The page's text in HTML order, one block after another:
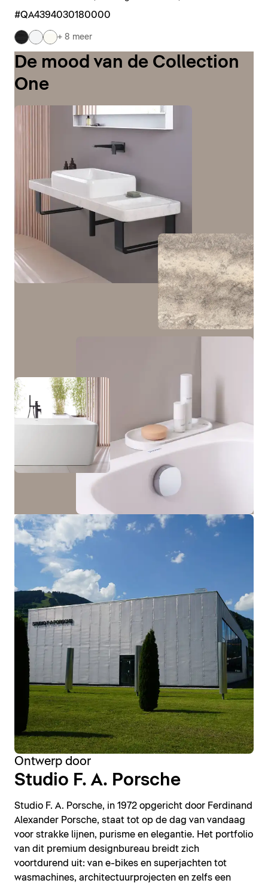
#QA4394030180000
+ 8 meer
De mood van de Collection
One
Ontwerp door
Studio F. A. Porsche
Studio F. A. Porsche, in 1972 opgericht door Ferdinand
Alexander Porsche, staat tot op de dag van vandaag
voor strakke lijnen, purisme en elegantie. Het portfolio
van dit premium designbureau breidt zich
voortdurend uit: van e-bikes en superjachten tot
wasmachines, architectuurprojecten en zelfs een